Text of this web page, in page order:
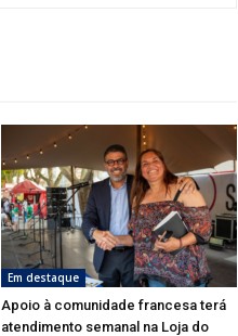
Em destaque
Apoio à comunidade francesa terá
atendimento semanal na Loja do